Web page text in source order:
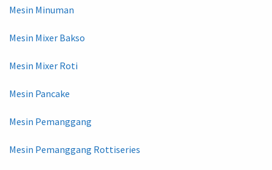
Mesin Minuman
Mesin Mixer Bakso
Mesin Mixer Roti
Mesin Pancake
Mesin Pemanggang
Mesin Pemanggang Rottiseries